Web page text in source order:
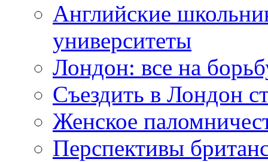
Английские
университеты
Лондон: все на
Съездить в Лондон
Женское
Перспективы